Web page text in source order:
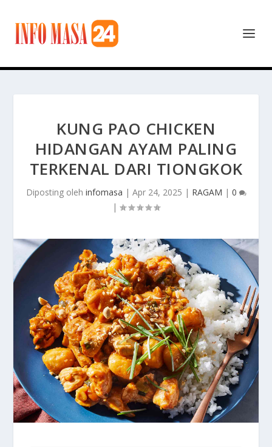
KUNG PAO CHICKEN
HIDANGAN AYAM PALING
TERKENAL DARI TIONGKOK
Diposting oleh infomasa | Apr 24, 2025 | RAGAM | 0
|